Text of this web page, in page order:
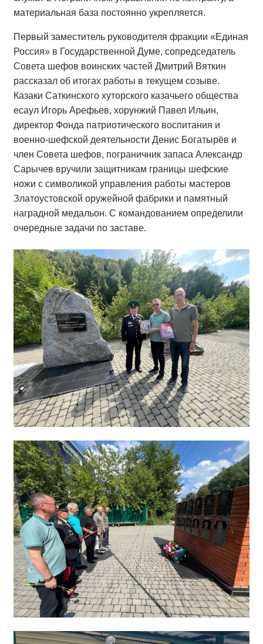
материальная база постоянно укрепляется.
Первый заместитель руководителя фракции «Единая
Россия» в Государственной Думе, сопредседатель
Совета шефов воинских частей Дмитрий Вяткин
рассказал об итогах работы в текущем созыве.
Казаки Саткинского хуторского казачьего общества
есаул Игорь Арефьев, хорунжий Павел Ильин,
директор Фонда патриотического воспитания и
военно-шефской деятельности Денис Богатырёв и
член Совета шефов, пограничник запаса Александр
Сарычев вручили защитникам границы шефские
ножи с символикой управления работы мастеров
Златоустовской оружейной фабрики и памятный
наградной медальон. С командованием определили
очередные задачи по заставе.